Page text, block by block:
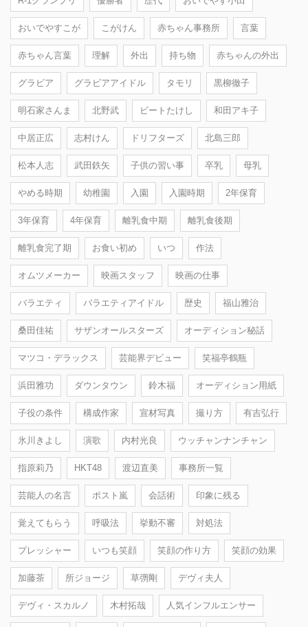
おいでやすこが こがけん 赤ちゃん事務所 言葉
赤ちゃん言葉 理解 外出 持ち物 赤ちゃんの外出
グラビア グラビアアイドル タモリ 黒柳徹子
明石家さんま 北野武 ビートたけし 和田アキ子
中居正広 志村けん ドリフターズ 北島三郎
松本人志 武田鉄矢 子供の習い事 卒乳 母乳
やめる時期 幼稚園 入園 入園時期 2年保育
3年保育 4年保育 離乳食中期 離乳食後期
離乳食完了期 お食い初め いつ 作法
オムツメーカー 映画スタッフ 映画の仕事
バラエティ バラエティアイドル 歴史 福山雅治
桑田佳祐 サザンオールスターズ オーディション秘話
マツコ・デラックス 芸能界デビュー 笑福亭鶴瓶
浜田雅功 ダウンタウン 鈴木福 オーディション用紙
子役の条件 構成作家 宣材写真 撮り方 有吉弘行
氷川きよし 演歌 内村光良 ウッチャンナンチャン
指原莉乃 HKT48 渡辺直美 事務所一覧
芸能人の名言 ポスト嵐 会話術 印象に残る
覚えてもらう 呼吸法 挙動不審 対処法
プレッシャー いつも笑顔 笑顔の作り方 笑顔の効果
加藤茶 所ジョージ 草彅剛 デヴィ夫人
デヴィ・スカルノ 木村拓哉 人気インフルエンサー